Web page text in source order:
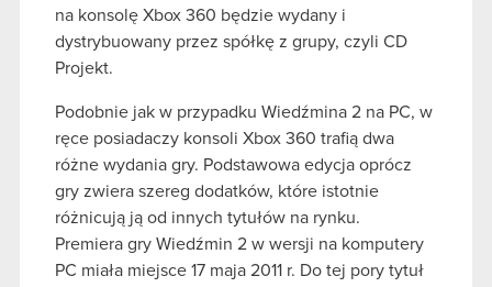
na konsolę Xbox 360 będzie wydany i
dystrybuowany przez spółkę z grupy, czyli CD
Projekt.
Podobnie jak w przypadku Wiedźmina 2 na PC, w
ręce posiadaczy konsoli Xbox 360 trafią dwa
różne wydania gry. Podstawowa edycja oprócz
gry zwiera szereg dodatków, które istotnie
różnicują ją od innych tytułów na rynku.
Premiera gry Wiedźmin 2 w wersji na komputery
PC miała miejsce 17 maja 2011 r. Do tej pory tytuł